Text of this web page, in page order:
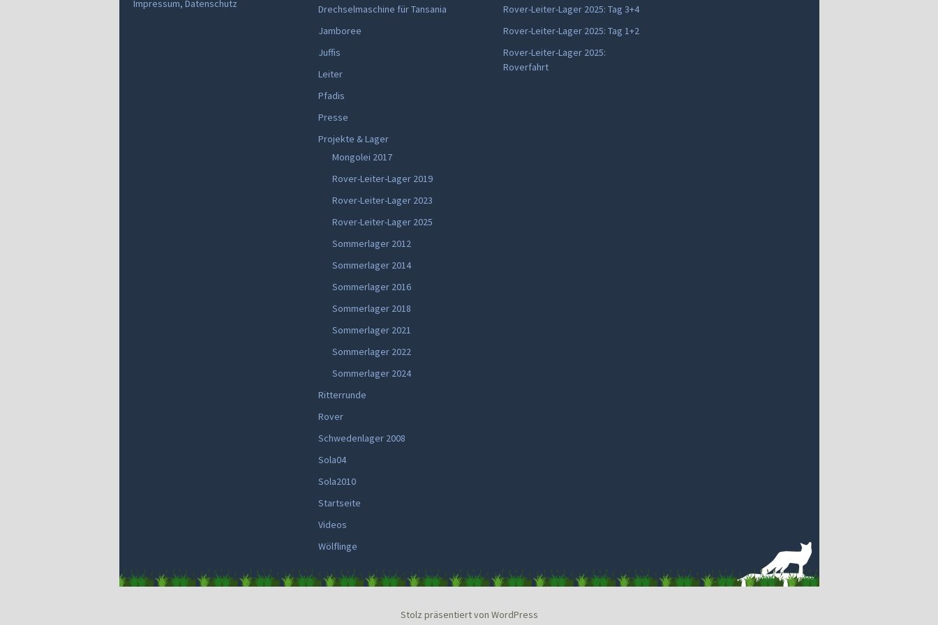
Drechselmaschine für Tansania
Jamboree
Juffis
Leiter
Pfadis
Presse
Projekte & Lager
Mongolei 2017
Rover-Leiter-Lager 2019
Rover-Leiter-Lager 2023
Rover-Leiter-Lager 2025
Sommerlager 2012
Sommerlager 2014
Sommerlager 2016
Sommerlager 2018
Sommerlager 2021
Sommerlager 2022
Sommerlager 2024
Ritterrunde
Rover
Schwedenlager 2008
Sola04
Sola2010
Startseite
Videos
Wölflinge
Rover-Leiter-Lager 2025: Tag 3+4
Rover-Leiter-Lager 2025: Tag 1+2
Rover-Leiter-Lager 2025:
Roverfahrt
Impressum, Datenschutz
Stolz präsentiert von WordPress